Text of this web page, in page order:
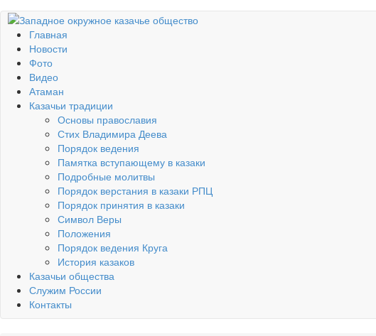
Главная
Новости
Фото
Видео
Атаман
Казачьи традиции
Основы православия
Стих Владимира Деева
Порядок ведения
Памятка вступающему в казаки
Подробные молитвы
Порядок верстания в казаки РПЦ
Порядок принятия в казаки
Символ Веры
Положения
Порядок ведения Круга
История казаков
Казачьи общества
Служим России
Контакты